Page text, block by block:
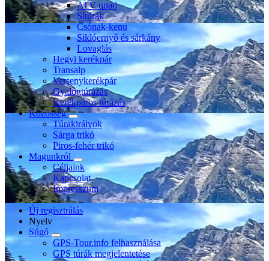
ATV quad
Sítúrák
Csónak-kenu
Siklóernyő és sárkány
Lovaglás
Hegyi kerékpár
Transalp
Versenykerékpár
Gyalogtúrázás
Kerékpáros túrázás
Közösség
Túrakirályok
Sárga trikó
Piros-fehér trikó
Magunkról
Céljaink
Kapcsolat
Impresszum
Új regisztrálás
Nyelv
Súgó
GPS-Tour.info felhasználása
GPS túrák megjelentetése